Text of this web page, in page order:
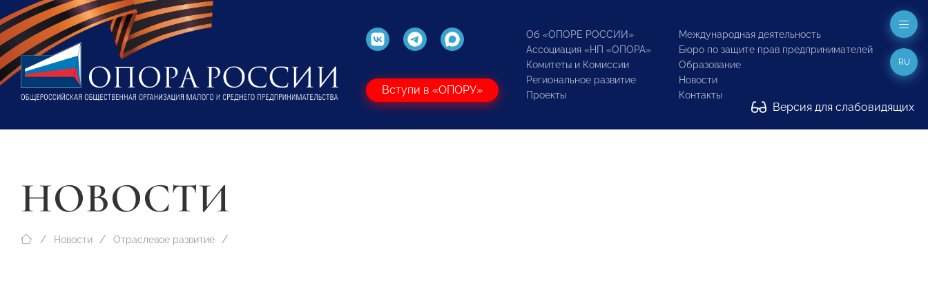
Вступи в «ОПОРУ»
Об «ОПОРЕ РОССИИ»
Ассоциация «НП «ОПОРА»
Комитеты и Комиссии
Региональное развитие
Проекты
Международная деятельность
Бюро по защите прав предпринимателей
Образование
Новости
Контакты
Версия для слабовидящих
RU
НОВОСТИ
Новости Отраслевое развитие